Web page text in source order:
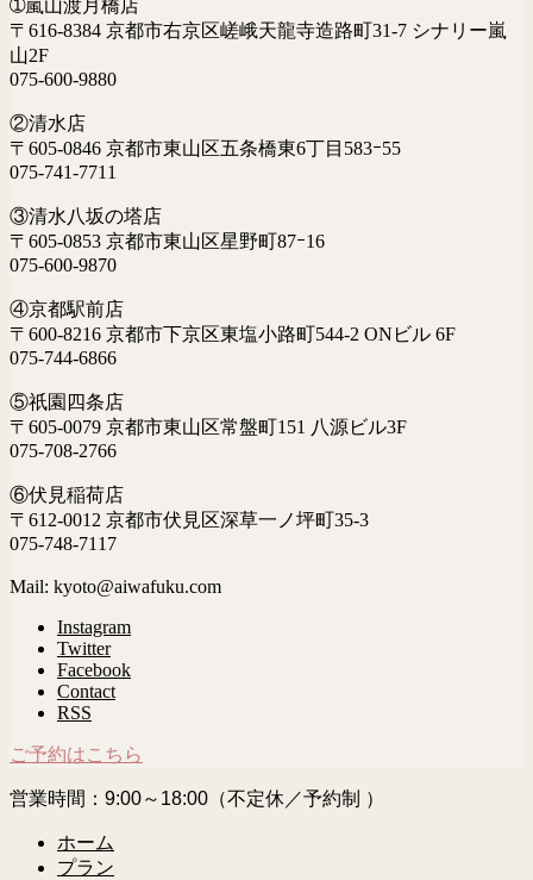
➀嵐山渡月橋店
〒616-8384 京都市右京区嵯峨天龍寺造路町31-7 シナリー嵐
山2F
075-600-9880
②清水店
〒605-0846 京都市東山区五条橋東6丁目583ｰ55
075-741-7711
③清水八坂の塔店
〒605-0853 京都市東山区星野町87ｰ16
075-600-9870
④京都駅前店
〒600-8216 京都市下京区東塩小路町544-2 ONビル 6F
075-744-6866
⑤祇園四条店
〒605-0079 京都市東山区常盤町151 八源ビル3F
075-708-2766
⑥伏見稲荷店
〒612-0012 京都市伏見区深草一ノ坪町35-3
075-748-7117
Mail: kyoto@aiwafuku.com
Instagram
Twitter
Facebook
Contact
RSS
ご予約はこちら
営業時間：9:00～18:00（不定休／予約制 ）
ホーム
プラン